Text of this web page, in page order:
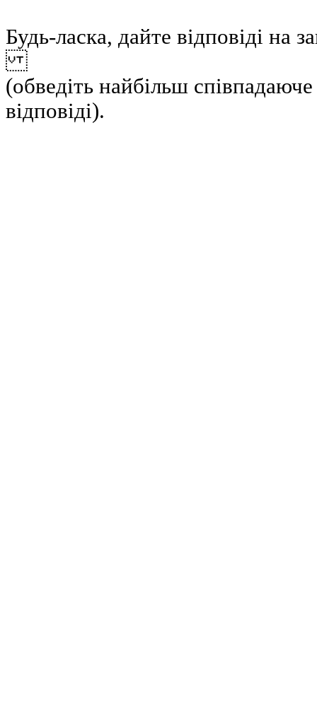
Будь-ласка, дайте відповіді на
(обведіть найбільш
відповіді).